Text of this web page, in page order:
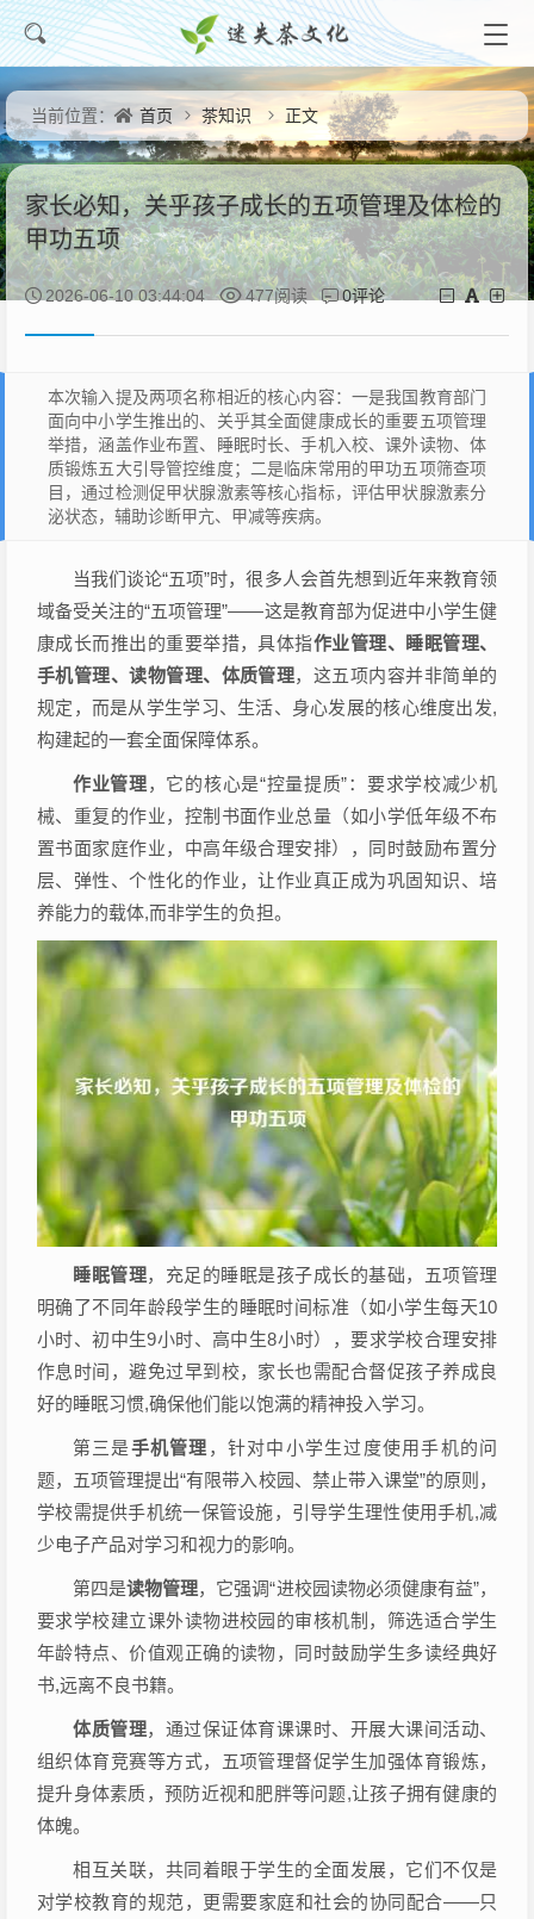
当前位置： 首页 茶知识 正文
家长必知，关乎孩子成长的五项管理及体检的
甲功五项
2026-06-10 03:44:04 477阅读 0评论
本次输入提及两项名称相近的核心内容：一是我国教育部门
面向中小学生推出的、关乎其全面健康成长的重要五项管理
举措，涵盖作业布置、睡眠时长、手机入校、课外读物、体
质锻炼五大引导管控维度；二是临床常用的甲功五项筛查项
目，通过检测促甲状腺激素等核心指标，评估甲状腺激素分
泌状态，辅助诊断甲亢、甲减等疾病。
当我们谈论“五项”时，很多人会首先想到近年来教育领
域备受关注的“五项管理”——这是教育部为促进中小学生健
康成长而推出的重要举措，具体指作业管理、睡眠管理、
手机管理、读物管理、体质管理，这五项内容并非简单的
规定，而是从学生学习、生活、身心发展的核心维度出发,
构建起的一套全面保障体系。
作业管理，它的核心是“控量提质”：要求学校减少机
械、重复的作业，控制书面作业总量（如小学低年级不布
置书面家庭作业，中高年级合理安排），同时鼓励布置分
层、弹性、个性化的作业，让作业真正成为巩固知识、培
养能力的载体,而非学生的负担。
睡眠管理，充足的睡眠是孩子成长的基础，五项管理
明确了不同年龄段学生的睡眠时间标准（如小学生每天10
小时、初中生9小时、高中生8小时），要求学校合理安排
作息时间，避免过早到校，家长也需配合督促孩子养成良
好的睡眠习惯,确保他们能以饱满的精神投入学习。
第三是手机管理 ，针对中小学生过度使用手机的问
题，五项管理提出“有限带入校园、禁止带入课堂”的原则，
学校需提供手机统一保管设施，引导学生理性使用手机,减
少电子产品对学习和视力的影响。
第四是读物管理，它强调“进校园读物必须健康有益”，
要求学校建立课外读物进校园的审核机制，筛选适合学生
年龄特点、价值观正确的读物，同时鼓励学生多读经典好
书,远离不良书籍。
体质管理，通过保证体育课课时、开展大课间活动、
组织体育竞赛等方式，五项管理督促学生加强体育锻炼，
提升身体素质，预防近视和肥胖等问题,让孩子拥有健康的
体魄。
相互关联，共同着眼于学生的全面发展，它们不仅是
对学校教育的规范，更需要家庭和社会的协同配合——只